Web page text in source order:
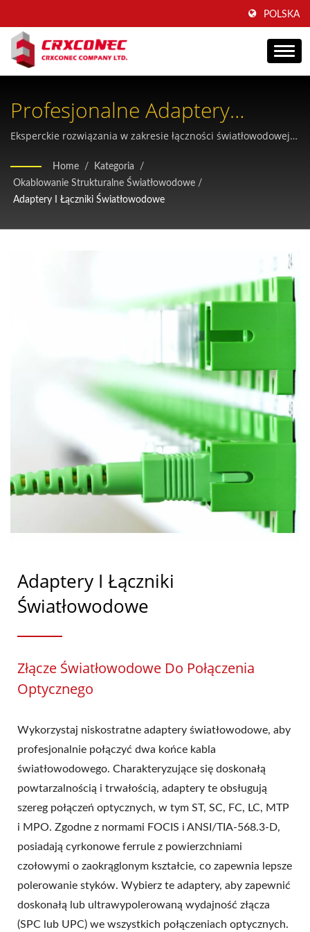
POLSKA
Profesjonalne Adaptery
Światłowodowe I Łączniki
Eksperckie rozwiązania w zakresie łączności światłowodowej o
infrastruktury telekomunikacyjnej i centrów danych
Home / Kategoria
/
Okablowanie Strukturalne Światłowodowe /
Adaptery I Łączniki Światłowodowe
Adaptery I Łączniki
Światłowodowe
Złącze Światłowodowe Do Połączenia
Optycznego
Wykorzystaj niskostratne adaptery światłowodowe, aby
profesjonalnie połączyć dwa końce kabla
światłowodowego. Charakteryzujące się doskonałą
powtarzalnością i trwałością, adaptery te obsługują
szereg połączeń optycznych, w tym ST, SC, FC, LC, MTP
i MPO. Zgodne z normami FOCIS i ANSI/TIA-568.3-D,
posiadają cyrkonowe ferrule z powierzchniami
czołowymi o zaokrąglonym kształcie, co zapewnia lepsze
polerowanie styków. Wybierz te adaptery, aby zapewnić
doskonałą lub ultrawypolerowaną wydajność złącza
(SPC lub UPC) we wszystkich połączeniach optycznych.